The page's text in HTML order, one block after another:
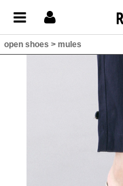
open shoes > mules